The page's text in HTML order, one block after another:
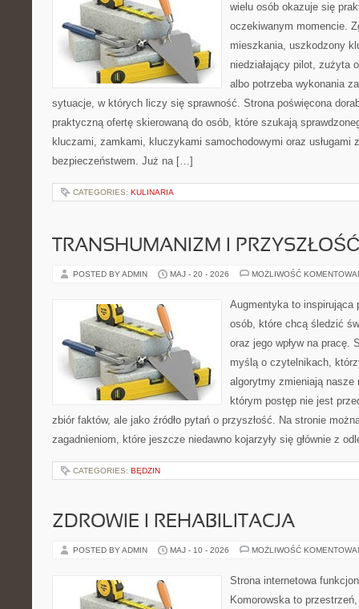
wielu osób okazuje się
oczekiwanym momencie.
mieszkania, uszkodzony
niedziałający pilot, zużyta
albo potrzeba wykonania
sytuacje, w których liczy się sprawność. Strona poświęcona
praktyczną ofertę skierowaną do osób, które szukają
kluczami, zamkami, kluczykami samochodowymi oraz usługami
bezpieczeństwem. Już na […]
CATEGORIES: KULINARIA
TRANSHUMANIZM I
POSTED BY ADMIN MAJ - 20 - 2026 MOŻLIWOŚĆ
Augmentyka to inspirująca
osób, które chcą śledzić
oraz jego wpływ na pracę.
myślą o czytelnikach,
algorytmy zmieniają nasze
którym postęp nie jest
zbiór faktów, ale jako źródło pytań o przyszłość. Na stronie
zagadnieniom, które jeszcze niedawno kojarzyły się głównie z
CATEGORIES: BĘDZIN
ZDROWIE I REHABILITACJA
POSTED BY ADMIN MAJ - 10 - 2026 MOŻLIWOŚĆ
Strona internetowa
Komorowska to